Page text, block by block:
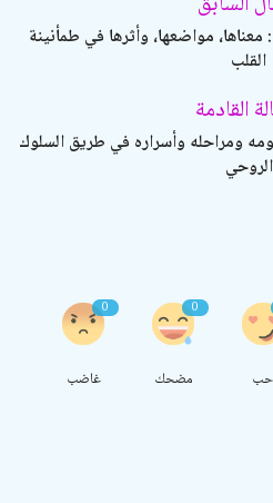
مواضعها، وأثرها في طمأنينة
القلب
القادمة
ومراحله وأسراره في طريق السلوك
الروحي
حب
0
مضحك
0
غاضب